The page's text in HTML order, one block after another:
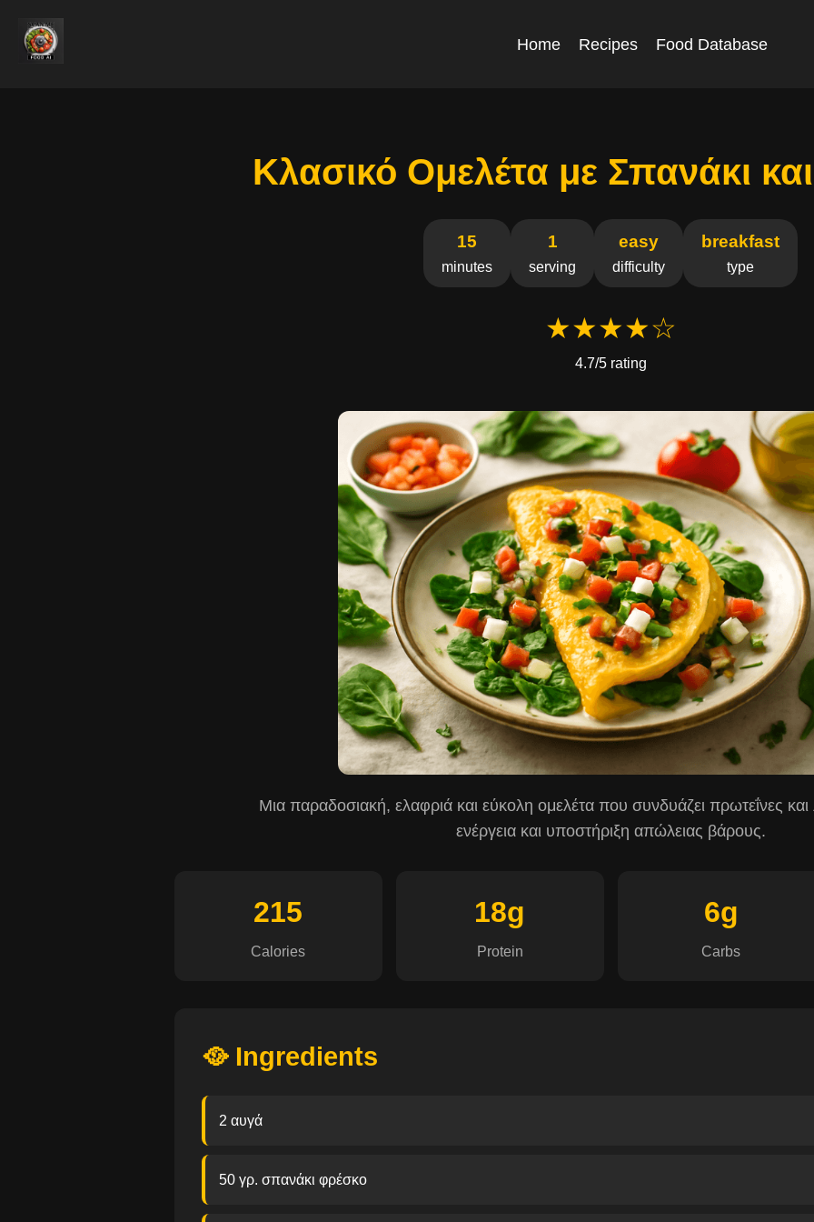
Home Recipes Food Database
Κλασικό Ομελέτα με Σπανάκι
15
minutes
1
serving
easy
difficulty
breakfast
type
★★★★☆
4.7/5 rating
Μια παραδοσιακή, ελαφριά και εύκολη ομελέτα που συνδυάζει πρωτεΐνες και
ενέργεια και υποστήριξη απώλειας βάρους.
215
Calories
18g
Protein
6g
Carbs
🥘 Ingredients
2 αυγά
50 γρ. σπανάκι φρέσκο